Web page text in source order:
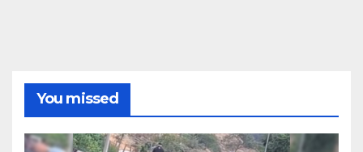
You missed